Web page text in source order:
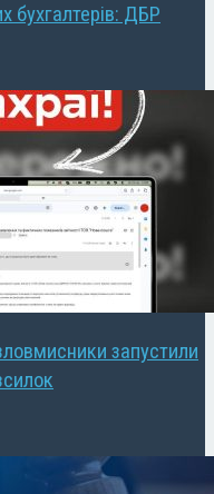
бухгалтерів: ДБР
запустили